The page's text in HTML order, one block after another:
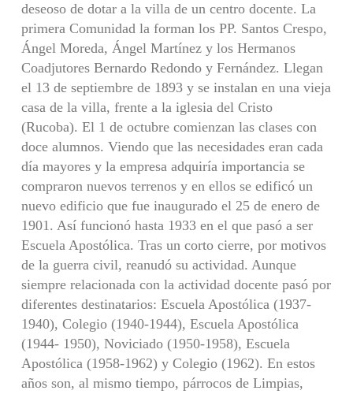
deseoso de dotar a la villa de un centro docente. La
primera Comunidad la forman los PP. Santos Crespo,
Ángel Moreda, Ángel Martínez y los Hermanos
Coadjutores Bernardo Redondo y Fernández. Llegan
el 13 de septiembre de 1893 y se instalan en una vieja
casa de la villa, frente a la iglesia del Cristo
(Rucoba). El 1 de octubre comienzan las clases con
doce alumnos. Viendo que las necesidades eran cada
día mayores y la empresa adquiría importancia se
compraron nuevos terrenos y en ellos se edificó un
nuevo edificio que fue inaugurado el 25 de enero de
1901. Así funcionó hasta 1933 en el que pasó a ser
Escuela Apostólica. Tras un corto cierre, por motivos
de la guerra civil, reanudó su actividad. Aunque
siempre relacionada con la actividad docente pasó por
diferentes destinatarios: Escuela Apostólica (1937-
1940), Colegio (1940-1944), Escuela Apostólica
(1944- 1950), Noviciado (1950-1958), Escuela
Apostólica (1958-1962) y Colegio (1962). En estos
años son, al mismo tiempo, párrocos de Limpias,